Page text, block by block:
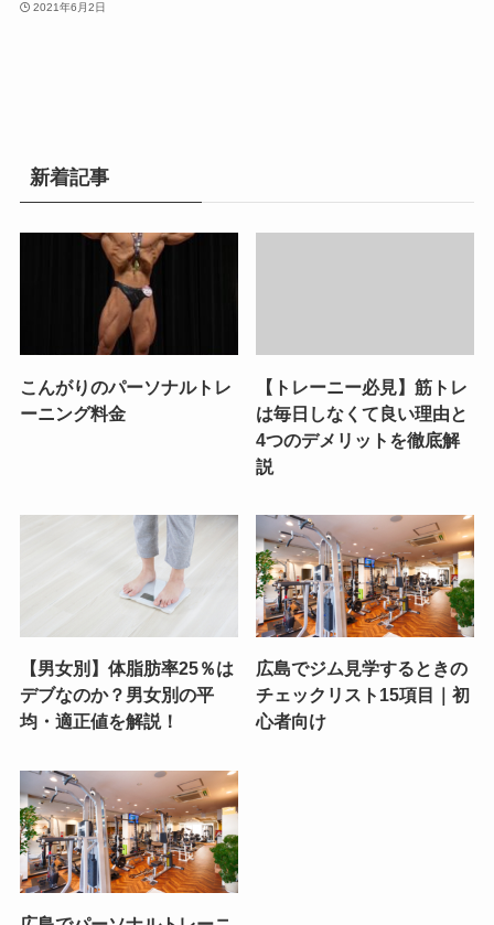
2021年6月2日
新着記事
こんがりのパーソナルトレ
ーニング料金
【トレーニー必見】筋トレ
は毎日しなくて良い理由と
4つのデメリットを徹底解
説
【男女別】体脂肪率25％は
デブなのか？男女別の平
均・適正値を解説！
広島でジム見学するときの
チェックリスト15項目｜初
心者向け